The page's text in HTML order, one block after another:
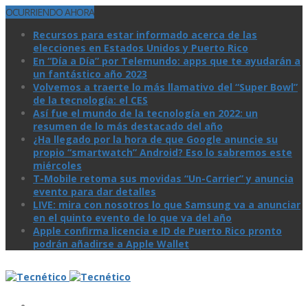
OCURRIENDO AHORA
Recursos para estar informado acerca de las
elecciones en Estados Unidos y Puerto Rico
En “Día a Día” por Telemundo: apps que te ayudarán a
un fantástico año 2023
Volvemos a traerte lo más llamativo del “Super Bowl”
de la tecnologí­a: el CES
Así­ fue el mundo de la tecnologí­a en 2022: un
resumen de lo más destacado del año
¿Ha llegado por la hora de que Google anuncie su
propio “smartwatch” Android? Eso lo sabremos este
miércoles
T-Mobile retoma sus movidas “Un-Carrier” y anuncia
evento para dar detalles
LIVE: mira con nosotros lo que Samsung va a anunciar
en el quinto evento de lo que va del año
Apple confirma licencia e ID de Puerto Rico pronto
podrán añadirse a Apple Wallet